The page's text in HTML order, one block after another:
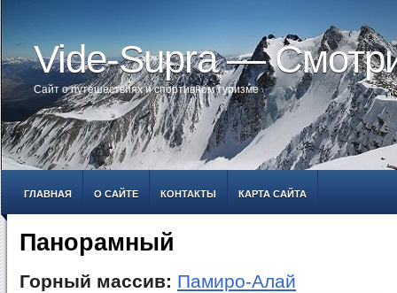
Vide-Supra —
Сайт о путешествиях и спортивном туризме
ГЛАВНАЯ О САЙТЕ КОНТАКТЫ КАРТА САЙТА
Панорамный
Горный массив: Памиро-Алай